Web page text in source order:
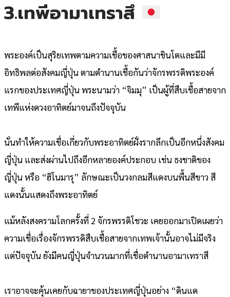
3.เทพีอามาเทราสึ
พระองค์เป็นสุริยเทพตามความเชื้อของศาสนาชินโตและมีมี
อิทธิพลต่อสังคมญี่ปุ่น ตามตำนานเชื้อกันว่าจักรพรรดิพระองค์
แรกของประเทศญี่ปุ่น พระนามว่า “จิมมุ” เป็นผู้ที่สืบเชื้อสายจาก
เทพีแห่งดวงอาทิตย์มาจนถึงปัจจุบัน
นั่นทำให้ความเชื่อเกี่ยวกับพระอาทิตย์ฝั่งรากลึกเป็นอีกหนึ่งสังคม
ญี่ปุ่น และส่งผ่านไปถึงอีกหลายองค์ประกอบ เช่น ธงชาติของ
ญี่ปุ่น หรือ “ฮิโนมารุ” ลักษณะเป็นวงกลมสีแดงบนพื้นสีขาว สี
แดงนั้นแสดงถึงพระอาทิตย์
แม้หลังสงครามโลกครั้งที่ 2 จักรพรรดิโชวะ เคยออกมาเปิดเผยว่า
ความเชื่อเรื่องจักรพรรดิสืบเชื้อสายจากเทพเจ้านั้นอาจไม่มีจริง
แต่ปัจจุบัน ยังมีคนญี่ปุ่นจำนวนมากที่เชื่อตำนานอามาเทราสึ
เราอาจจะคุ้นเคยกับฉายาของประเทศญี่ปุ่นอย่าง “ดินแด